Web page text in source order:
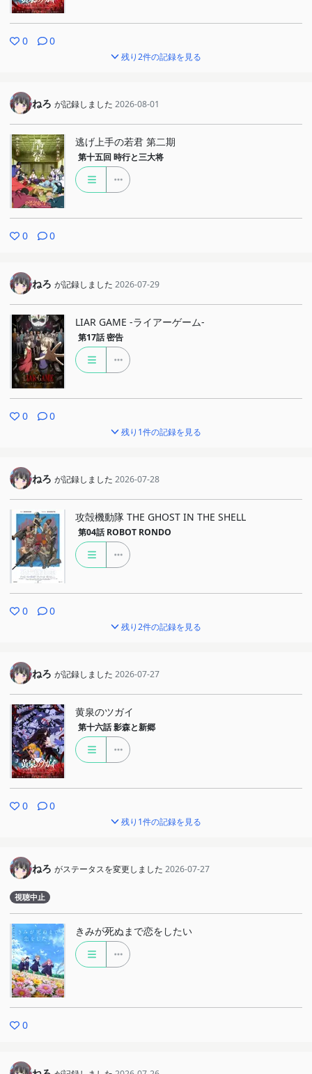
0 0
残り2件の記録を見る
ねろ が記録しました 2026-08-01
逃げ上手の若君 第二期
第十五回 時行と三大将
0 0
ねろ が記録しました 2026-07-29
LIAR GAME -ライアーゲーム-
第17話 密告
0 0
残り1件の記録を見る
ねろ が記録しました 2026-07-28
攻殻機動隊 THE GHOST IN THE SHELL
第04話 ROBOT RONDO
0 0
残り2件の記録を見る
ねろ が記録しました 2026-07-27
黄泉のツガイ
第十六話 影森と新郷
0 0
残り1件の記録を見る
ねろ がステータスを変更しました 2026-07-27
視聴中止
きみが死ぬまで恋をしたい
0